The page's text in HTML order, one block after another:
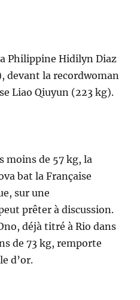
Philippine Hidilyn Diaz
devant la recordwoman
Liao Qiuyun (223 kg).
moins de 57 kg, la
bat la Française
sur une
prêter à discussion.
déjà titré à Rio dans
de 73 kg, remporte
d’or.